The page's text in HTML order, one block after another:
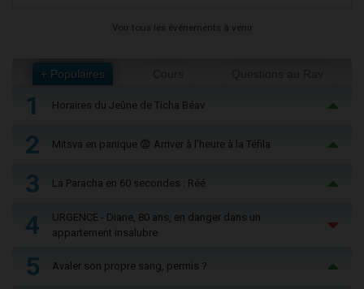
Voir tous les événements à venir
+ Populaires
1 Horaires du Jeûne de Ticha Béav
2 Mitsva en panique 😨 Arriver à l'heure à la Téfila
3 La Paracha en 60 secondes : Réé
4
URGENCE - Diane, 80 ans, en danger dans un
appartement insalubre
5 Avaler son propre sang, permis ?